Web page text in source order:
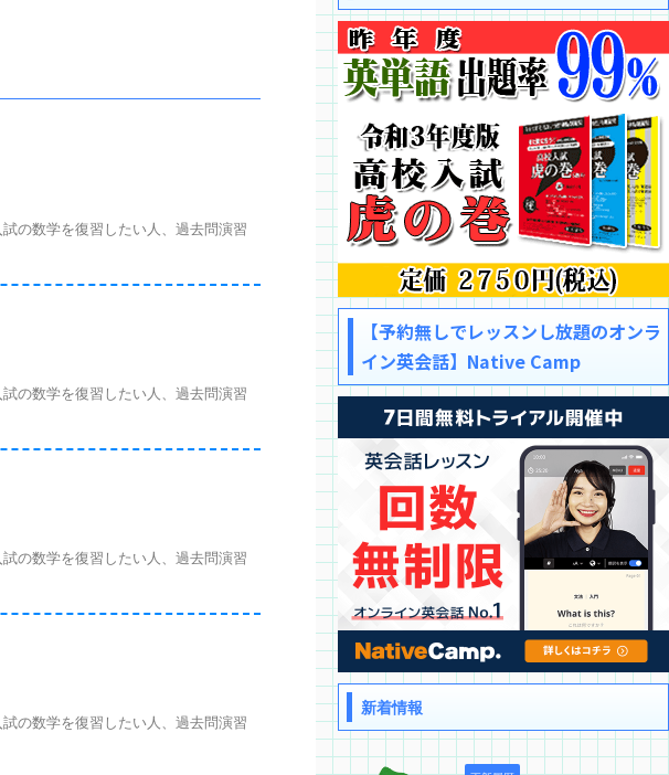
の数学を復習したい人、過去問演習
の数学を復習したい人、過去問演習
の数学を復習したい人、過去問演習
の数学を復習したい人、過去問演習
【予約無しでレッスンし放題のオンラ
イン英会話】Native Camp
新着情報